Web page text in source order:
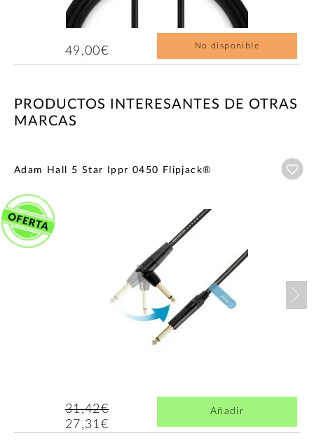
49,00€ No disponible
PRODUCTOS INTERESANTES DE OTRAS
MARCAS
Adam Hall 5 Star Ippr 0450 Flipjack®
31,42€
27,31€
Añadir